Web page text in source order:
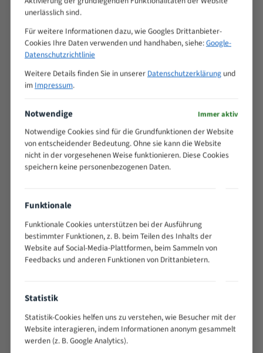
Produkt
2100x10x0,50x6mm Hais MJ12 Spezialstahl Bandsägeblatt
zahnhart
Hersteller
Arend Sägetech e.K.
Anschrift
Am Autohof 2, 73037 Göppingen, Deutschland
E-Mail
info@saegemarkt.de
Sicherheits- und Warnhinweise
Lagerung nur mit geeigneten Schutzhandschuhen.
Montage und Wechsel des Sägebandes ausschließlich bei
ausgeschalteter und vom Netz getrennter Maschine
durchführen.
Beim Betrieb Schutzbrille und Gehörschutz tragen; keine
Nur bestimmungsgemäß an dafür geeigneten
Bandsägemaschinen und im angegebenen Maß- bzw.
Drehzahlbereich einsetzen.
Beschädigte, gerissene, verschlissene oder überhitzte
unerlässlich sind.
Für weitere Informationen dazu, wie Googles Drittanbieter-
Cookies Ihre Daten verwenden und handhaben, siehe:Google-
Datenschutzrichtlinie
Weitere Details finden Sie in unserer Datenschutzerklärungund
im Impressum.
Notwendige Immer aktiv
Notwendige Cookies sind für die Grundfunktionen der Website
von entscheidender Bedeutung. Ohne sie kann die Website
nicht in der vorgesehenen Weise funktionieren. Diese Cookies
speichern keine personenbezogenen Daten.
Funktionale
Funktionale Cookies unterstützen bei der Ausführung
bestimmter Funktionen, z. B. beim Teilen des Inhalts der
Website auf Social-Media-Plattformen, beim Sammeln von
Feedbacks und anderen Funktionen von Drittanbietern.
Statistik
Statistik-Cookies helfen uns zu verstehen, wie Besucher mit der
Website interagieren, indem Informationen anonym gesammelt
werden (z. B. Google Analytics).